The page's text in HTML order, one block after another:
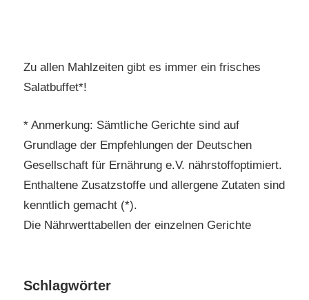
Zu allen Mahlzeiten gibt es immer ein frisches
Salatbuffet*!
* Anmerkung: Sämtliche Gerichte sind auf
Grundlage der Empfehlungen der Deutschen
Gesellschaft für Ernährung e.V. nährstoffoptimiert.
Enthaltene Zusatzstoffe und allergene Zutaten sind
kenntlich gemacht (*).
Die Nährwerttabellen der einzelnen Gerichte
Schlagwörter